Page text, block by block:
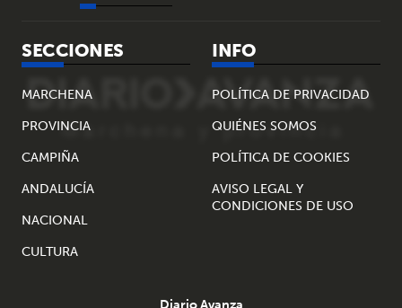
SECCIONES
MARCHENA
PROVINCIA
CAMPIÑA
ANDALUCÍA
NACIONAL
CULTURA
INFO
POLÍTICA DE PRIVACIDAD
QUIÉNES SOMOS
POLÍTICA DE COOKIES
AVISO LEGAL Y
CONDICIONES DE USO